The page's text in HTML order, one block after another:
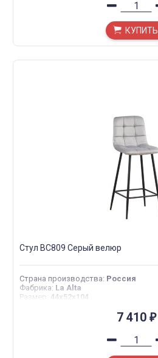
КУПИТЬ
Стул BC809 Серый велюр
Страна производства: Россия
Фабрика: La Alta
Размер : 44х52х104
7 410 ₽